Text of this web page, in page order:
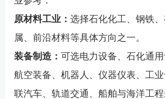
原材料工业： 选择石化化工、钢铁
属、前沿材料等具体方向之一。
装备制造： 可选电力设备、石化通用
航空装备、机器人、仪器仪表、工
联汽车、轨道交通、船舶与海洋工